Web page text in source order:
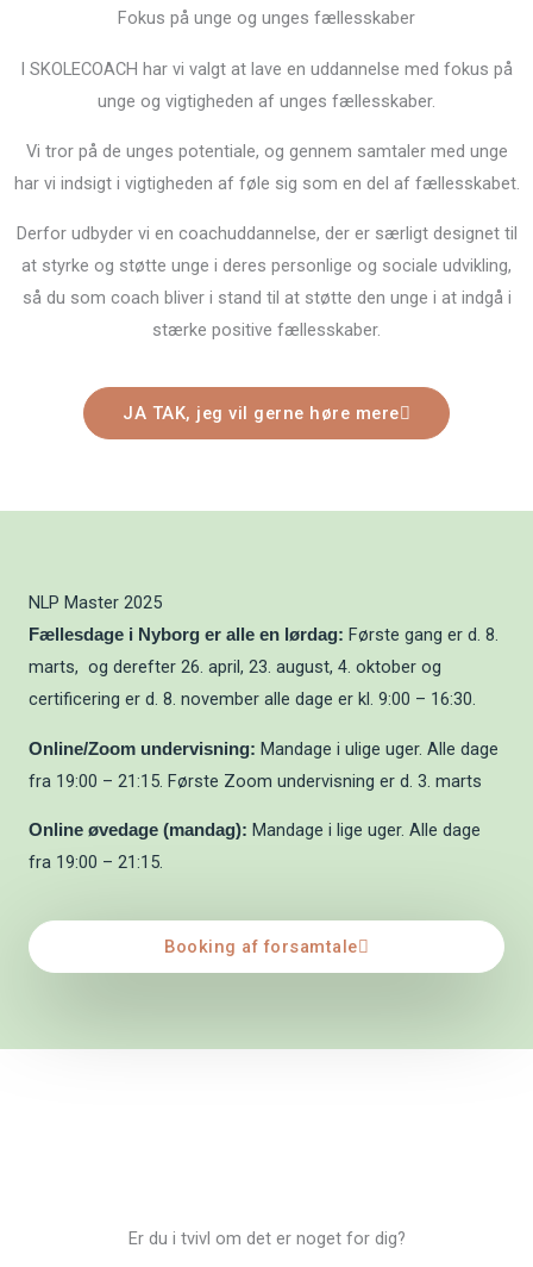
Fokus på unge og unges fællesskaber
I SKOLECOACH har vi valgt at lave en uddannelse med fokus på
unge og vigtigheden af unges fællesskaber.
Vi tror på de unges potentiale, og gennem samtaler med unge
har vi indsigt i vigtigheden af føle sig som en del af fællesskabet.
Derfor udbyder vi en coachuddannelse, der er særligt designet til
at styrke og støtte unge i deres personlige og sociale udvikling,
så du som coach bliver i stand til at støtte den unge i at indgå i
stærke positive fællesskaber.
JA TAK, jeg vil gerne høre mere
NLP Master 2025
Fællesdage i Nyborg er alle en lørdag: Første gang er d. 8.
marts, og derefter 26. april, 23. august, 4. oktober og
certificering er d. 8. november alle dage er kl. 9:00 – 16:30.
Online/Zoom undervisning: Mandage i ulige uger. Alle dage
fra 19:00 – 21:15. Første Zoom undervisning er d. 3. marts
Online øvedage (mandag): Mandage i lige uger. Alle dage
fra 19:00 – 21:15.
Booking af forsamtale
Er du i tvivl om det er noget for dig?